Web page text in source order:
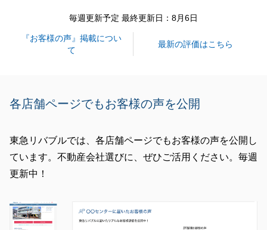
毎週更新予定 最終更新日：8月6日
『お客様の声』掲載につい
て
最新の評価はこちら
各店舗ページでもお客様の声を公開
東急リバブルでは、各店舗ページでもお客様の声を公開し
ています。不動産会社選びに、ぜひご活用ください。毎週
更新中！